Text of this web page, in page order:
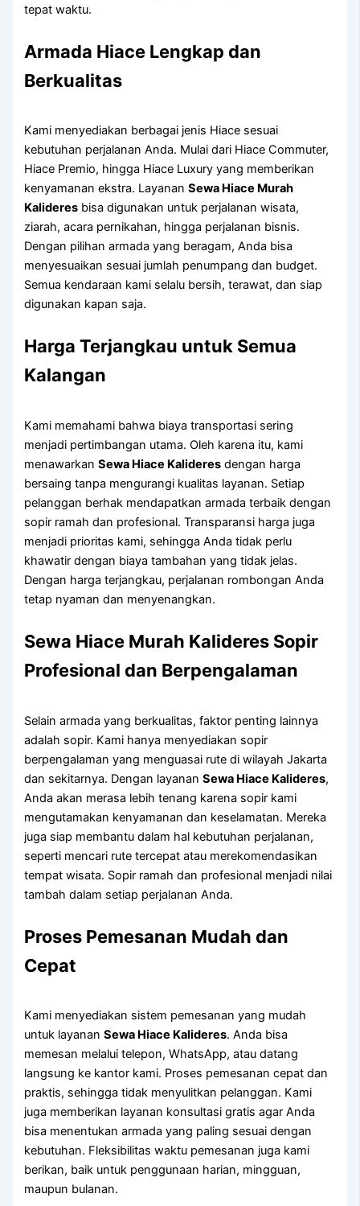
tepat waktu.
Armada Hiace Lengkap dan
Berkualitas
Kami menyediakan berbagai jenis Hiace sesuai
kebutuhan perjalanan Anda. Mulai dari Hiace Commuter,
Hiace Premio, hingga Hiace Luxury yang memberikan
kenyamanan ekstra. LayananSewa Hiace Murah
Kalideres bisa digunakan untuk perjalanan wisata,
ziarah, acara pernikahan, hingga perjalanan bisnis.
Dengan pilihan armada yang beragam, Anda bisa
menyesuaikan sesuai jumlah penumpang dan budget.
Semua kendaraan kami selalu bersih, terawat, dan siap
digunakan kapan saja.
Harga Terjangkau untuk Semua
Kalangan
Kami memahami bahwa biaya transportasi sering
menjadi pertimbangan utama. Oleh karena itu, kami
menawarkanSewa Hiace Kalideres dengan harga
bersaing tanpa mengurangi kualitas layanan. Setiap
pelanggan berhak mendapatkan armada terbaik dengan
sopir ramah dan profesional. Transparansi harga juga
menjadi prioritas kami, sehingga Anda tidak perlu
khawatir dengan biaya tambahan yang tidak jelas.
Dengan harga terjangkau, perjalanan rombongan Anda
tetap nyaman dan menyenangkan.
Sewa Hiace Murah Kalideres Sopir
Profesional dan Berpengalaman
Selain armada yang berkualitas, faktor penting lainnya
adalah sopir. Kami hanya menyediakan sopir
berpengalaman yang menguasai rute di wilayah Jakarta
dan sekitarnya. Dengan layananSewa Hiace Kalideres,
Anda akan merasa lebih tenang karena sopir kami
mengutamakan kenyamanan dan keselamatan. Mereka
juga siap membantu dalam hal kebutuhan perjalanan,
seperti mencari rute tercepat atau merekomendasikan
tempat wisata. Sopir ramah dan profesional menjadi nilai
tambah dalam setiap perjalanan Anda.
Proses Pemesanan Mudah dan
Cepat
Kami menyediakan sistem pemesanan yang mudah
untuk layananSewa Hiace Kalideres. Anda bisa
memesan melalui telepon, WhatsApp, atau datang
langsung ke kantor kami. Proses pemesanan cepat dan
praktis, sehingga tidak menyulitkan pelanggan. Kami
juga memberikan layanan konsultasi gratis agar Anda
bisa menentukan armada yang paling sesuai dengan
kebutuhan. Fleksibilitas waktu pemesanan juga kami
berikan, baik untuk penggunaan harian, mingguan,
maupun bulanan.